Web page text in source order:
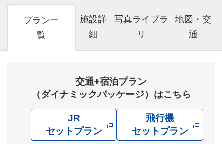
プラン一
覧
施設詳
細
写真ライブラ
リ
地図・交
通
交通+宿泊プラン
（ダイナミックパッケージ）はこちら
JR
セットプラン
飛行機
セットプラン